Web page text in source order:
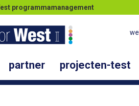
programmamanagement
partner projecten-test